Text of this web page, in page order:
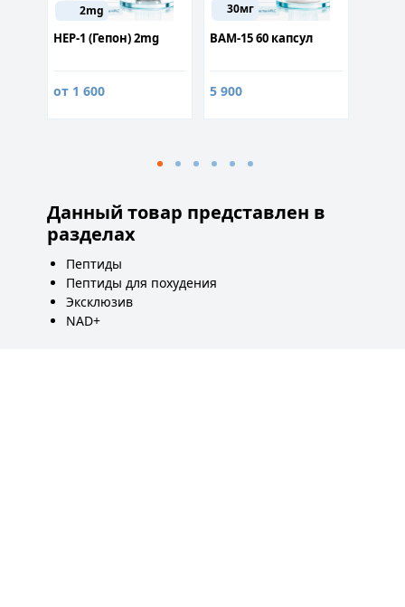
2mg
HEP-1 (Гепон) 2mg
от 1 600
30мг
BAM-15 60 капсул
5 900
Данный товар представлен в
разделах
Пептиды
Пептиды для похудения
Эксклюзив
NAD+